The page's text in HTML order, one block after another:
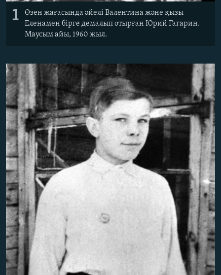
1
Өзен жағасында әйелі Валентина және қызы
Еленамен бірге демалып отырған Юрий Гагарин.
Маусым айы, 1960 жыл.